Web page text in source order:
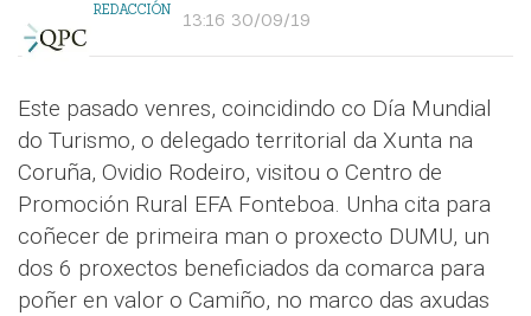
REDACCIÓN 13:16 30/09/19
Este pasado venres, coincidindo co Día Mundial
do Turismo, o delegado territorial da Xunta na
Coruña, Ovidio Rodeiro, visitou o Centro de
Promoción Rural EFA Fonteboa. Unha cita para
coñecer de primeira man o proxecto DUMU, un
dos 6 proxectos beneficiados da comarca para
poñer en valor o Camiño, no marco das axudas